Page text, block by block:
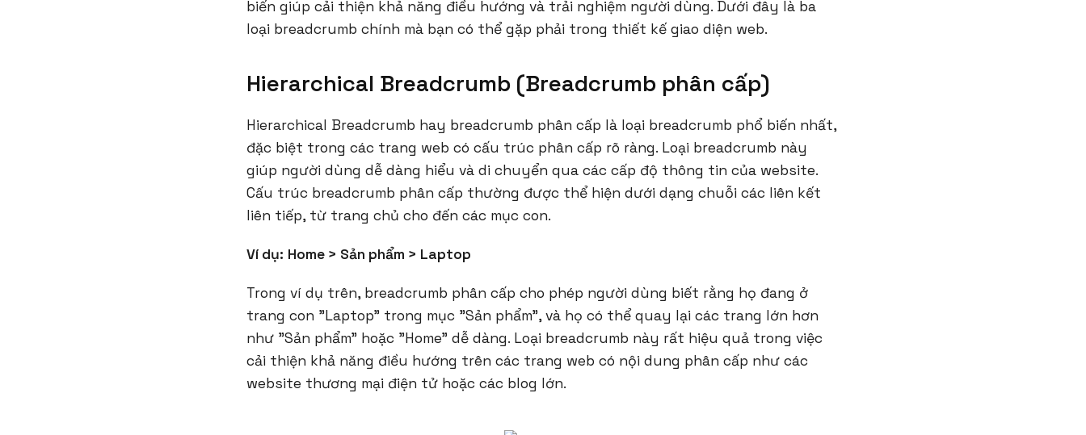
biến giúp cải thiện khả năng điều hướng và trải nghiệm người dùng. Dưới đây là ba
loại breadcrumb chính mà bạn có thể gặp phải trong thiết kế giao diện web.
Hierarchical Breadcrumb (Breadcrumb phân cấp)
Hierarchical Breadcrumb hay breadcrumb phân cấp là loại breadcrumb phổ biến nhất,
đặc biệt trong các trang web có cấu trúc phân cấp rõ ràng. Loại breadcrumb này
giúp người dùng dễ dàng hiểu và di chuyển qua các cấp độ thông tin của website.
Cấu trúc breadcrumb phân cấp thường được thể hiện dưới dạng chuỗi các liên kết
liên tiếp, từ trang chủ cho đến các mục con.
Ví dụ: Home > Sản phẩm > Laptop
Trong ví dụ trên, breadcrumb phân cấp cho phép người dùng biết rằng họ đang ở
trang con "Laptop" trong mục "Sản phẩm", và họ có thể quay lại các trang lớn hơn
như "Sản phẩm" hoặc "Home" dễ dàng. Loại breadcrumb này rất hiệu quả trong việc
cải thiện khả năng điều hướng trên các trang web có nội dung phân cấp như các
website thương mại điện tử hoặc các blog lớn.